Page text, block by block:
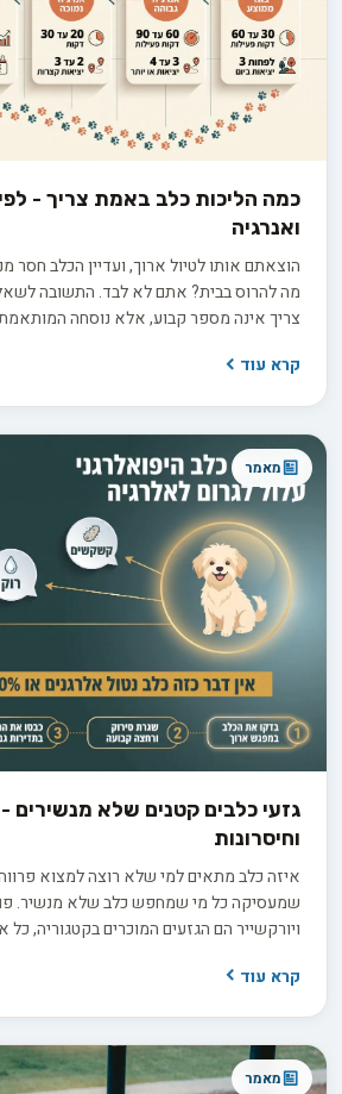
כמה הליכות כלב באמת צריך -
ואנרגיה
הוצאתם אותו לטיול ארוך, ועדיין הכלב חסר
מה להרוס בבית? אתם לא לבד. התשובה
צריך אינה מספר קבוע, אלא נוסחה
הפיזית. אז איך מחשבים את נוסחת הטיולים
קרא עוד
מאמר
גזעי כלבים קטנים שלא מנשירים -
וחיסרונות
איזה כלב מתאים למי שלא רוצה למצוא
שמעסיקה כל מי שמחפש כלב שלא מנשיר.
ויורקשייר הם הגזעים המוכרים בקטגוריה,
קרא עוד
מאמר